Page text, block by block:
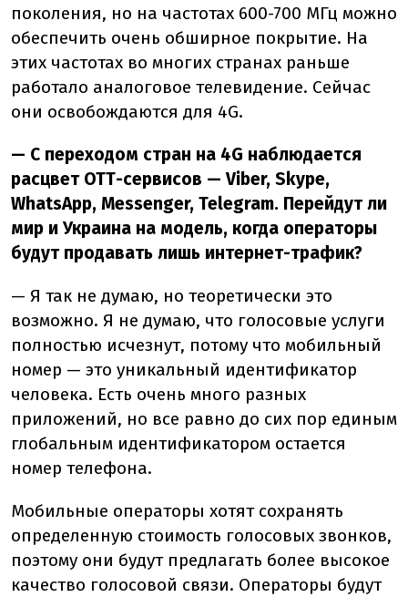
поколения, но на частотах 600-700 МГц можно
обеспечить очень обширное покрытие. На
этих частотах во многих странах раньше
работало аналоговое телевидение. Сейчас
они освобождаются для 4G.
— С переходом стран на 4G наблюдается
расцвет ОТТ-сервисов — Viber, Skype,
WhatsApp, Messenger, Telegram. Перейдут ли
мир и Украина на модель, когда операторы
будут продавать лишь интернет-трафик?
— Я так не думаю, но теоретически это
возможно. Я не думаю, что голосовые услуги
полностью исчезнут, потому что мобильный
номер — это уникальный идентификатор
человека. Есть очень много разных
приложений, но все равно до сих пор единым
глобальным идентификатором остается
номер телефона.
Мобильные операторы хотят сохранять
определенную стоимость голосовых звонков,
поэтому они будут предлагать более высокое
качество голосовой связи. Операторы будут